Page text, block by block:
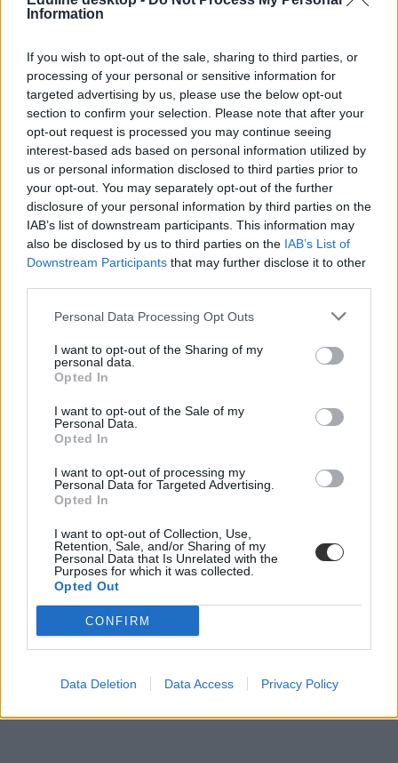
Information
If you wish to opt-out of the sale, sharing to third parties, or
processing of your personal or sensitive information for
targeted advertising by us, please use the below opt-out
section to confirm your selection. Please note that after your
opt-out request is processed you may continue seeing
interest-based ads based on personal information utilized by
us or personal information disclosed to third parties prior to
your opt-out. You may separately opt-out of the further
disclosure of your personal information by third parties on the
IAB’s list of downstream participants. This information may
also be disclosed by us to third parties on the IAB’s List of
Downstream Participants that may further disclose it to other
Personal Data Processing Opt Outs
I want to opt-out of the Sharing of my
personal data.
Opted In
I want to opt-out of the Sale of my
Personal Data.
Opted In
I want to opt-out of processing my
Personal Data for Targeted Advertising.
Opted In
I want to opt-out of Collection, Use,
Retention, Sale, and/or Sharing of my
Personal Data that Is Unrelated with the
Purposes for which it was collected.
Opted Out
CONFIRM
Data Deletion Data Access Privacy Policy
rangsorok mellett számos interjút, cikket találtok a középiskolai
oktatásról, az iskolai nyelvoktatásról, beiskolázási költségekről, az
iskolaválasztásról, szakgimnáziumokról.A HVG középiskolai
rangsorát rendeljétek meg itt vagy keressétek az újságárusoknál.
Tetszett a cikk? Iratkozz fel hírlevelünkre
Ha szeretnéd megkapni legfrissebb cikkeinket az érettségiről, az
egyetemi-főiskolai és a középiskolai felvételiről, ha érdekelnek a
felsőoktatás, a közoktatás, a nyelvoktatás és a felnőttképzés
legfontosabb változásai,iratkozz fel hírleveleinkre.
egyházi iskolák
legjobb gimnáziumok
egyházi iskola
legjobb középiskolák
egyházi gimnázium
HVG középiskolai rangsor
középiskolai rangsor 2020